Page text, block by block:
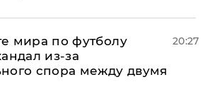
мира по футболу
из-за
спора между двумя
20:27